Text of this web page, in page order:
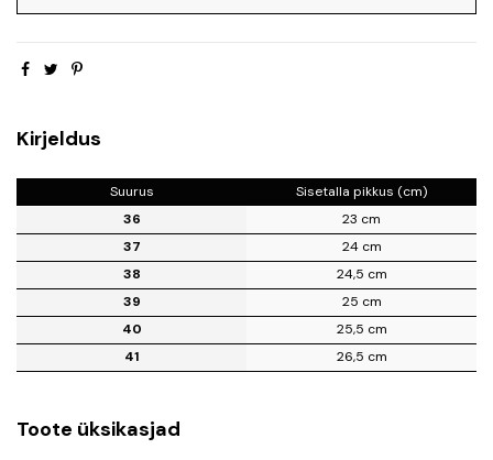
Kirjeldus
Suurus
Sisetalla pikkus (cm)
36
23 cm
37
24 cm
38
24,5 cm
39
25 cm
40
25,5 cm
41
26,5 cm
Toote üksikasjad